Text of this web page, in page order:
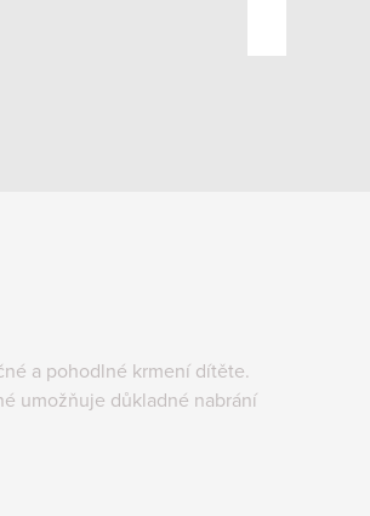
a pohodlné krmení dítěte.
umožňuje důkladné nabrání